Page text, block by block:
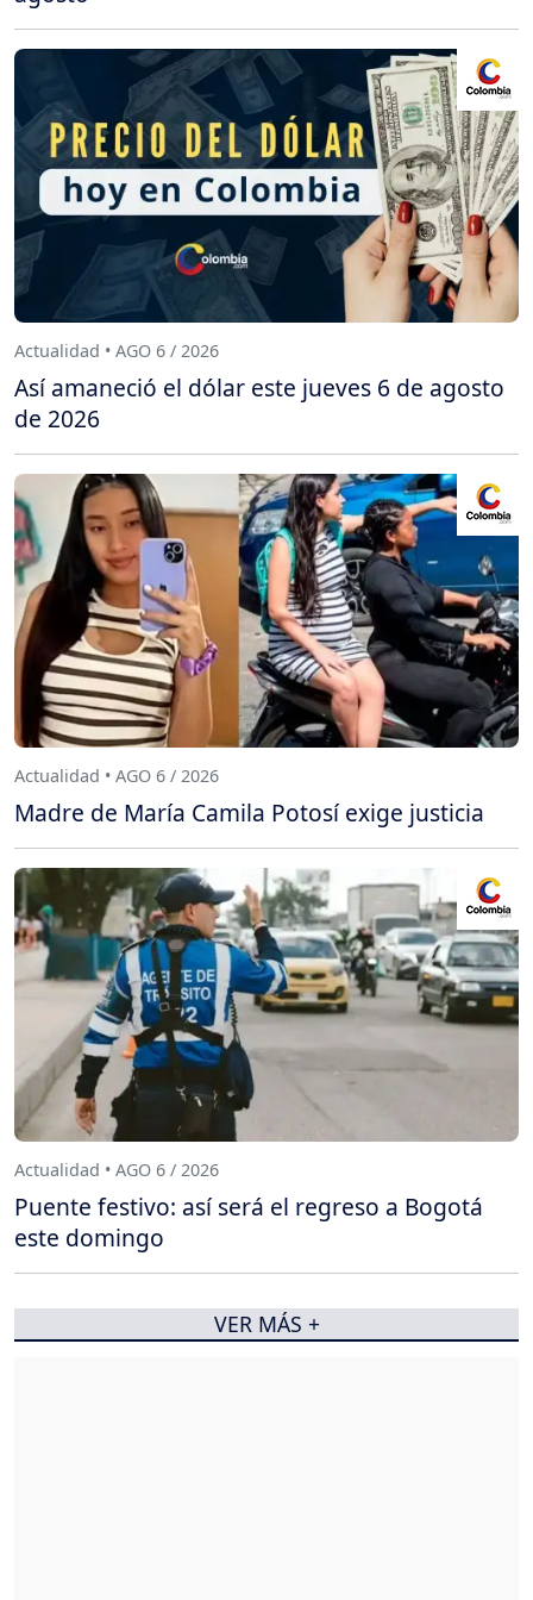
Actualidad • AGO 6 / 2026
Así amaneció el dólar este jueves 6 de agosto
de 2026
Actualidad • AGO 6 / 2026
Madre de María Camila Potosí exige justicia
Actualidad • AGO 6 / 2026
Puente festivo: así será el regreso a Bogotá
este domingo
VER MÁS +